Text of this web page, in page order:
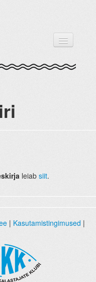
leiab siit.
| Kasutamistingimused |